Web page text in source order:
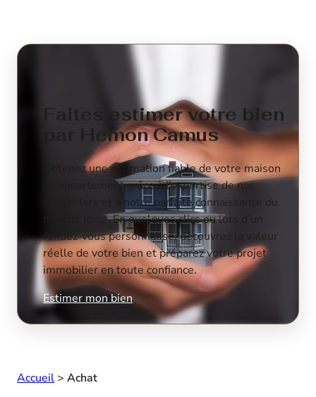
Faites estimer votre bien
par Hemon Camus
Obtenez une estimation fiable de votre maison
ou appartement grâce à l’expertise de nos
conseillers et à notre parfaite connaissance du
marché local. En quelques clics ou lors d’un
rendez-vous personnalisé, découvrez la valeur
réelle de votre bien et préparez votre projet
immobilier en toute confiance.
Estimer mon bien
Accueil > Achat